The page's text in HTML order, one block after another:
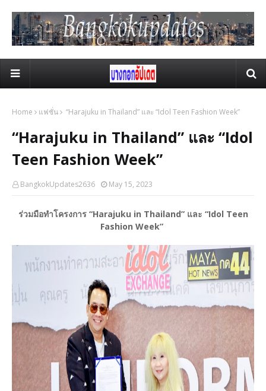
Home แฟชั่น “Harajuku in Thailand” และ “Idol Teen Fashion Week”
“Harajuku in Thailand” และ “Idol
Teen Fashion Week”
BangkokUpdates2636 May 15, 2023
ร่วมมือทำโครงการ “Harajuku in Thailand” และ “Idol Teen
Fashion Week”